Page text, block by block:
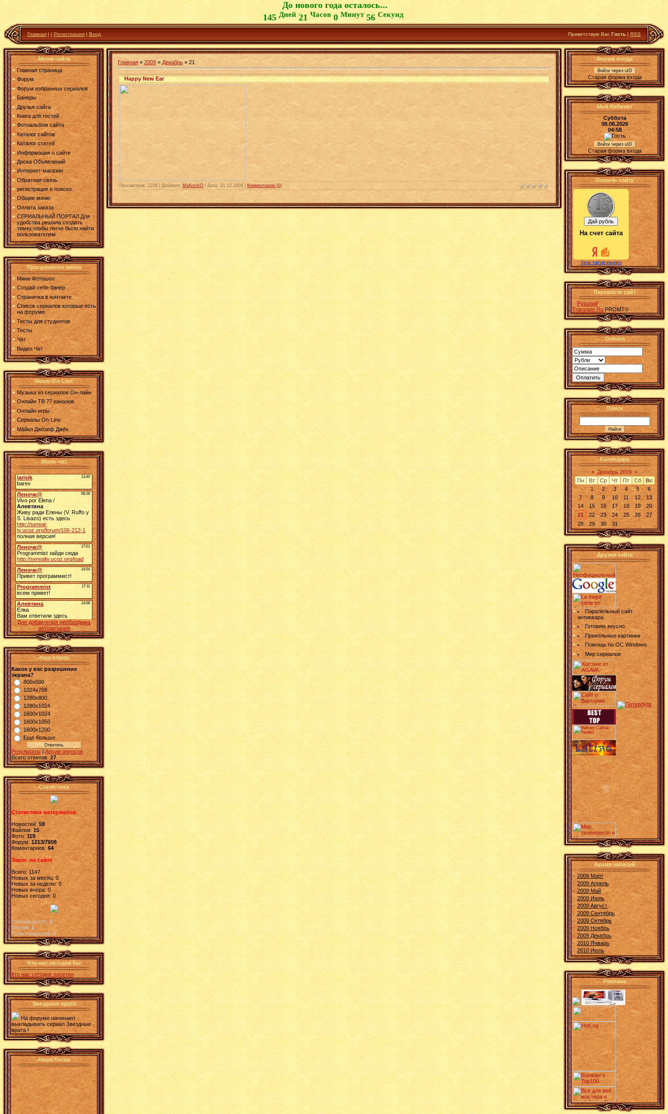
До нового года осталось...
145Дней21Часов0 Минут55Секунд
Главная | | Регистрация | Вход Приветствую Вас Гость | RSS
Меню сайта
Главная страница
Форум
Форум избранных сериалов
Банеры
Друзья сайта
Книга для гостей
Фотоальбом сайта
Каталог сайтов
Каталог статей
Информация о сайте
Доска Объявлений
Интернет-магазин
Обратная связь
регистрация в поиско...
Общее меню
Оплата заказа
СЕРИАЛЬНЫЙ ПОРТАЛ Для
удобства решила создать
темку,чтобы легче было найти
пользователям
Программное меню
Мини Фотошоп
Создай себе банер
Страничка в контакте
Список сериалов которые есть
на форуме
Тесты для студентов
Тесты
Чат
Видео Чат
Меню On-Line
Музыка из сериалов Он-лайн
Онлайн ТВ 77 каналов
Онлайн игры
Сериалы On-Line
Ма́йкл Джо́зеф Дже́к...
Мини-чат
Для добавления необходима
авторизация
Наш опрос
Какое у вас разрешение
экрана?
800x600
1024x768
1280x800
1280x1024
1600x1024
1600x1050
1600x1200
Еще больше
Результаты |Архив опросов
Всего ответов: 27
Статистика
Статистика материалов
Новостей:59
Файлов: 15
Фото:119
Форум:1213/7608
Коментариев: 64
Зарег. на сайте
Всего: 1147
Новых за месяц: 0
Новых за неделю: 0
Новых вчера: 0
Новых сегодня: 0
Онлайн всего:1
Гостей:1
Пользователей: 0
Кто нас сегодня бы
Кто нас сегодня посетил
Звездные врата
На форуме начинают
выкладывать сериал Звездные
врата !
Наша Киска
Главная » 2009 » Декабрь » 21
Happy New Ear
Просмотров: 2228 | Добавил: MafiozikO | Дата: 21.12.2009 Комментарии (0)
Форма входа
Войти через uID
Старая форма входа
Мой Кабинет
Суббота
08.08.2026
04:58
Войти через uID
Старая форма входа
Помочь сайту
На счет сайта
Перевести сайт
Русский
Translate.Ru PROMT©
Оплата
Поиск
Календарь
« Декабрь 2009 »
Пн
Вт Ср Чт Пт Сб
Вс
1
2 3 4 5
6
7
8 9 10 11 12
13
14
15 16 17 18 19
20
21
22 23 24 25 26
27
28
29 30 31
Друзья сайта
Паралельный сайт
антиквара
Готовим вкусно
Прикольные картинки
Помощь по ОС Windows
Мир сериалов
Архив записей
2009 Март
2009 Апрель
2009 Май
2009 Июль
2009 Август
2009 Сентябрь
2009 Октябрь
2009 Ноябрь
2009 Декабрь
2010 Январь
2010 Июль
Реклама